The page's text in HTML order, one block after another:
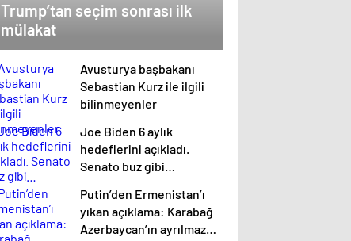
Trump’tan seçim sonrası ilk
mülakat
Avusturya başbakanı
Sebastian Kurz ile ilgili
bilinmeyenler
Joe Biden 6 aylık
hedeflerini açıkladı.
Senato buz gibi…
Putin’den Ermenistan’ı
yıkan açıklama: Karabağ
Azerbaycan’ın ayrılmaz